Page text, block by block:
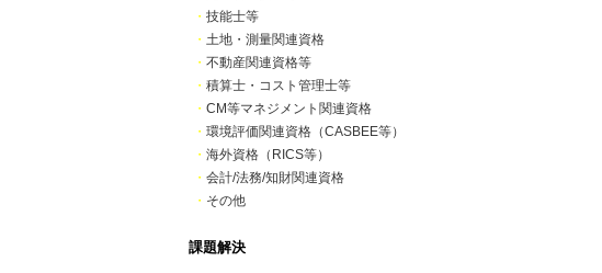
・ 技能士等
・ 土地・測量関連資格
・ 不動産関連資格等
・ 積算士・コスト管理士等
・ CM等マネジメント関連資格
・ 環境評価関連資格（CASBEE等）
・ 海外資格（RICS等）
・ 会計/法務/知財関連資格
・ その他
課題解決